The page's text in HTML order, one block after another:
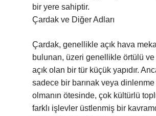
bir yere sahiptir.
Çardak ve Diğer Adları
Çardak, genellikle açık hava
bulunan, üzeri genellikle örtülü ve
açık olan bir tür küçük yapıdır.
sadece bir barınak veya dinlenme
olmanın ötesinde, çok kültürlü
farklı işlevler üstlenmiş bir